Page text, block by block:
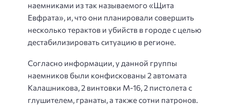
наемниками из так называемого «Щита
Евфрата», и, что они планировали совершить
несколько терактов и убийств в городе с целью
дестабилизировать ситуацию в регионе.
Согласно информации, у данной группы
наемников были конфискованы 2 автомата
Калашникова, 2 винтовки M-16, 2 пистолета с
глушителем, гранаты, а также сотни патронов.